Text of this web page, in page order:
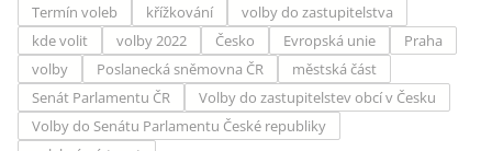
Termín voleb křížkování
volby do zastupitelstva
kde volit
volby 2022 Česko Evropská unie
Praha
volby
Poslanecká sněmovna ČR
městská část
Senát Parlamentu ČR
Volby do zastupitelstev obcí v Česku
Volby do Senátu Parlamentu České republiky